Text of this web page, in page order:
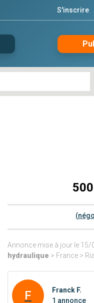
S'inscrire
Annonce mise à jour le
hydraulique > France >
F
Franck F.
1 annonce